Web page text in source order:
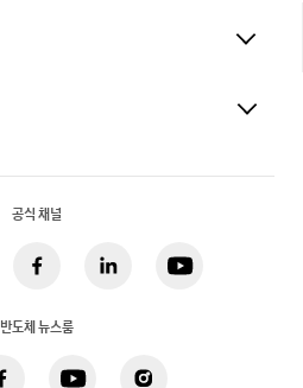
공식 채널
반도체 뉴스룸